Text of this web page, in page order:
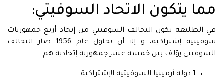
مما يتكون الاتحاد السوفيتي:
في الطليعة تكون التحالف السوفيتي من إتحاد أربع جمهوريات
سوفيتية إشتراكية، و إلا أن بحلول عام 1956 صار التحالف
السوفيتي يؤلف بين خمسة عشر جمهورية إتحادية هم:-
1-دولة أرمينيا السوفيتية الإشتراكية.